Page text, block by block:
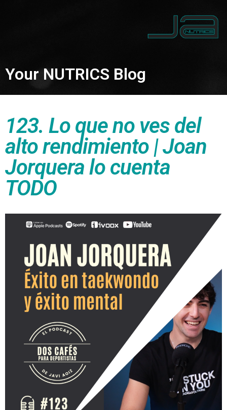
Your NUTRICS Blog
123. Lo que no ves del
alto rendimiento | Joan
Jorquera lo cuenta
TODO